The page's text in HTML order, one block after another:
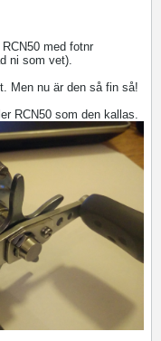
med fotnr
ni som vet).
Men nu är den så fin så!
RCN50 som den kallas.